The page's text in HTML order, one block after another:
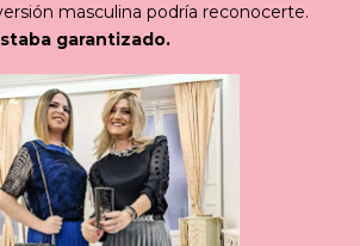
masculina podría reconocerte.
garantizado.